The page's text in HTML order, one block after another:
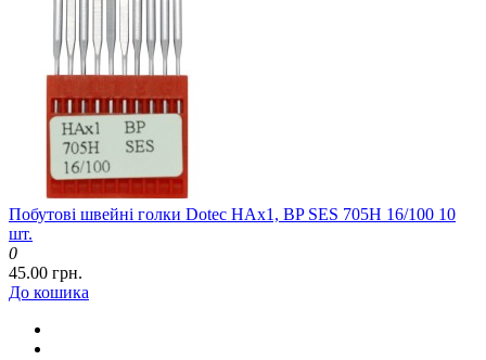
Побутові швейні голки Dotec HAx1, BP SES 705H 16/100 10
шт.
0
45.00 грн.
До кошика